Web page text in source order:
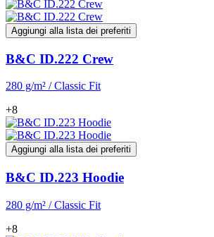
Aggiungi alla lista dei preferiti
B&C ID.222 Crew
280 g/m² / Classic Fit
+8
Aggiungi alla lista dei preferiti
B&C ID.223 Hoodie
280 g/m² / Classic Fit
+8